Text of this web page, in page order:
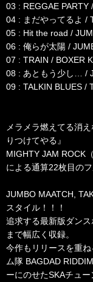
03 : REGGAE PARTY
04 : まだやってるよ /
05 : Hit the road /
06 : 俺らが太陽 /
07 : TRAIN / BOXER
08 : あともう少し… /
09 : TALKIN BLUES /
メラメラ燃えてる消
りつけてやる』
MIGHTY JAM ROCK
による通算22枚目のフ
JUMBO MAATCH,
スタイル！！！
追求する最新版ダン
まで幅広く収録。
今作もリリースを重
ム隊 BAGDAD
ーにのせたSKAチュ